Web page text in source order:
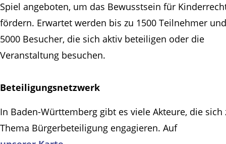
Spiel angeboten, um das Bewusstsein für
fördern. Erwartet werden bis zu 1500 Teilnehmer
5000 Besucher, die sich aktiv beteiligen oder die
Veranstaltung besuchen.
Beteiligungsnetzwerk
In Baden-Württemberg gibt es viele Akteure, die sich
Thema Bürgerbeteiligung engagieren. Auf